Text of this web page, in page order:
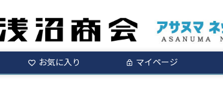
お気に入り マイページ